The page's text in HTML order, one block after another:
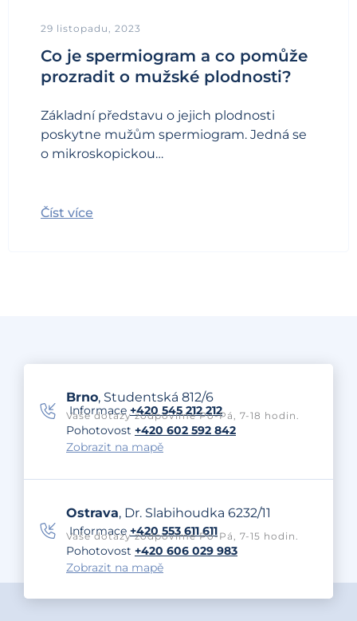
29 listopadu, 2023
Co je spermiogram a co pomůže
prozradit o mužské plodnosti?
Základní představu o jejich plodnosti
poskytne mužům spermiogram. Jedná se
o mikroskopickou…
Číst více
Brno, Studentská 812/6
Informace +420 545 212 212
Vaše dotazy zodpovíme Po-Pá, 7-18 hodin.
Pohotovost +420 602 592 842
Zobrazit na mapě
Ostrava, Dr. Slabihoudka 6232/11
Informace +420 553 611 611
Vaše dotazy zodpovíme Po-Pá, 7-15 hodin.
Pohotovost +420 606 029 983
Zobrazit na mapě